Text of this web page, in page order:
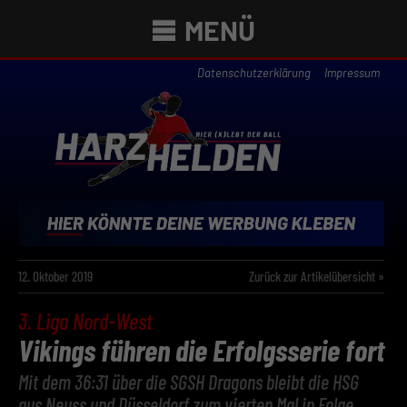
MENÜ
Datenschutzerklärung Impressum
12. Oktober 2019 Zurück zur Artikelübersicht »
3. Liga Nord-West
Vikings führen die Erfolgsserie fort
Mit dem 36:31 über die SGSH Dragons bleibt die HSG